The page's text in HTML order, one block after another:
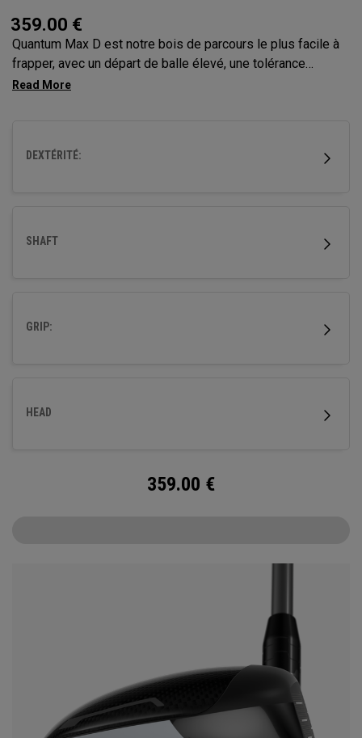
359.00 €
Quantum Max D est notre bois de parcours le plus facile à
frapper, avec un départ de balle élevé, une tolérance
maximale et un léger draw. Son empreinte plus grande et sa
DEXTÉRITÉ:
SHAFT
GRIP:
HEAD
359.00 €